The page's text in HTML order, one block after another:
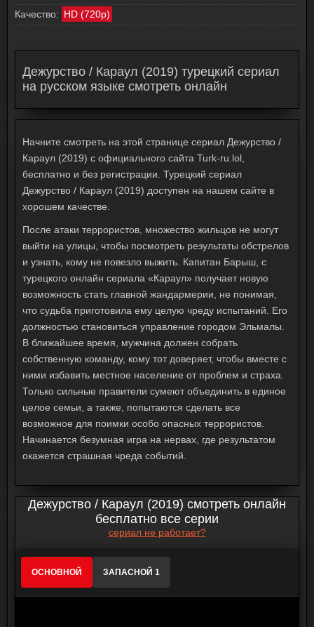
Качество: HD (720p)
Дежурство / Караул (2019) турецкий сериал
на русском языке смотреть онлайн
Начните смотреть на этой странице сериал Дежурство /
Караул (2019) с официального сайта Turk-ru.lol,
бесплатно и без регистрации. Турецкий сериал
Дежурство / Караул (2019) доступен на нашем сайте в
хорошем качестве.
После атаки террористов, множество жильцов не могут
выйти на улицы, чтобы посмотреть результаты обстрелов
и узнать, кому не повезло выжить. Капитан Барыш, с
турецкого онлайн сериала «Караул» получает новую
возможность стать главной жандармерии, не понимая,
что судьба приготовила ему целую чреду испытаний. Его
должностью становиться управление городом Эльмалы.
В ближайшее время, мужчина должен собрать
собственную команду, кому тот доверяет, чтобы вместе с
ними избавить местное население от проблем и страха.
Только сильные правители сумеют объединить в единое
целое семьи, а также, попытаются сделать все
возможное для поимки особо опасных террористов.
Начинается безумная игра на нервах, где результатом
окажется страшная чреда событий.
Дежурство / Караул (2019) смотреть онлайн
бесплатно все серии
сериал не работает?
ОСНОВНОЙ ЗАПАСНОЙ 1